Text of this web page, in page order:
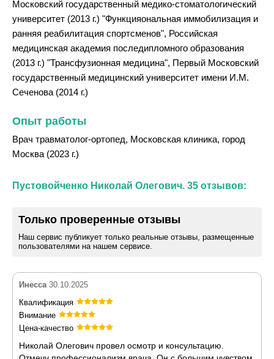
Московский государственный медико-стоматологический
университет (2013 г.) "Функцияональная иммобилизация и
ранняя реабилитация спортсменов", Российская
медицинская академия последипломного образования
(2013 г.) "Трансфузионная медицина", Первый Московский
государственный медицинский университет имени И.М.
Сеченова (2014 г.)
Опыт работы
Врач травматолог-ортопед, Московская клиника, город
Москва (2023 г.)
Пустовойченко Николай Олегович. 35 отзывов:
Только проверенные отзывы
Наш сервис публикует только реальные отзывы, размещенные
пользователями на нашем сервисе.
Инесса 30.10.2025
Квалификация
Внимание
Цена-качество
Николай Олегович провел осмотр и консультацию.